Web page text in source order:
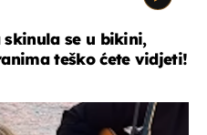
se u bikini,
teško ćete vidjeti!